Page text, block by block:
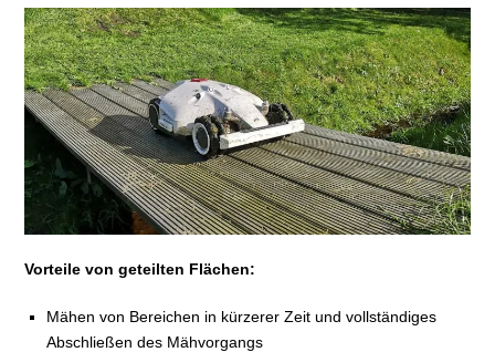
Vorteile von geteilten Flächen:
Mähen von Bereichen in kürzerer Zeit und vollständiges
Abschließen des Mähvorgangs